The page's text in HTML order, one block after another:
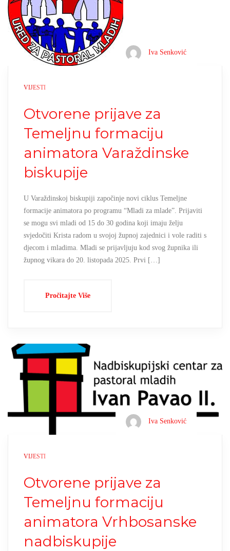
Iva Senković
VIJESTI
Otvorene prijave za
Temeljnu formaciju
animatora Varaždinske
biskupije
U Varaždinskoj biskupiji započinje novi ciklus Temeljne
formacije animatora po programu “Mladi za mlade”. Prijaviti
se mogu svi mladi od 15 do 30 godina koji imaju želju
svjedočiti Krista radom u svojoj župnoj zajednici i vole raditi s
djecom i mladima. Mladi se prijavljuju kod svog župnika ili
župnog vikara do 20. listopada 2025. Prvi […]
Pročitajte Više
Iva Senković
VIJESTI
Otvorene prijave za
Temeljnu formaciju
animatora Vrhbosanske
nadbiskupije